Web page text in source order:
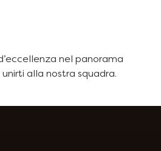
nel panorama
alla nostra squadra.